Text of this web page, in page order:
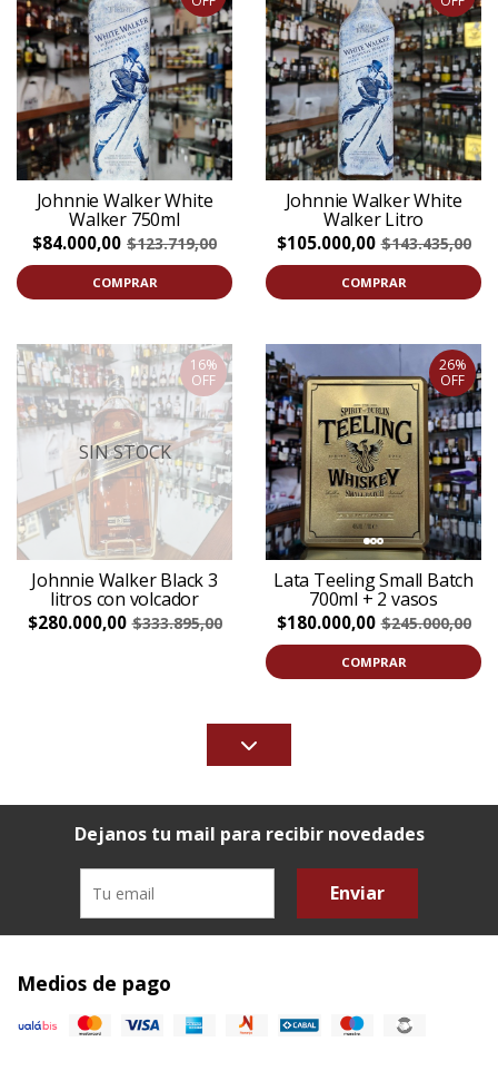
Johnnie Walker White
Walker 750ml
$84.000,00 $123.719,00
COMPRAR
Johnnie Walker White
Walker Litro
$105.000,00 $143.435,00
COMPRAR
16%
OFF
SIN STOCK
Johnnie Walker Black 3
litros con volcador
$280.000,00 $333.895,00
26%
OFF
Lata Teeling Small Batch
700ml + 2 vasos
$180.000,00 $245.000,00
COMPRAR
Dejanos tu mail para recibir novedades
Enviar
Medios de pago